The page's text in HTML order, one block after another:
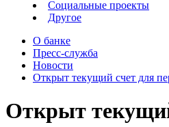
Социальные проекты
Другое
О банке
Пресс-служба
Новости
Открыт текущий счет для
Открыт текущий